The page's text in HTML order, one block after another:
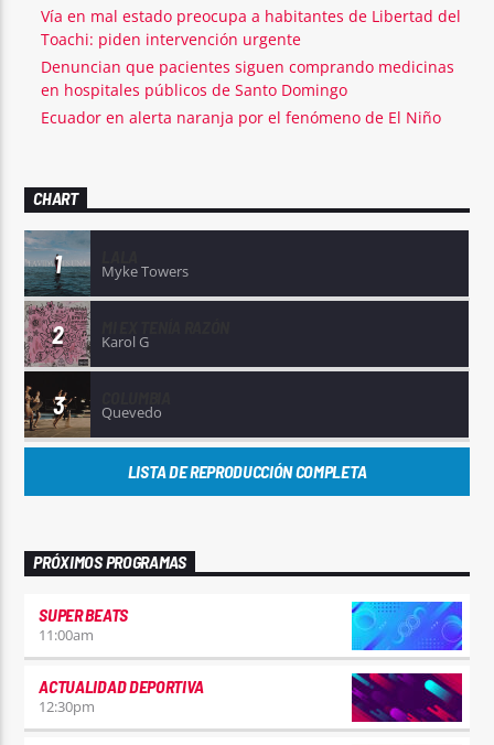
Vía en mal estado preocupa a habitantes de Libertad del
Toachi: piden intervención urgente
Denuncian que pacientes siguen comprando medicinas
en hospitales públicos de Santo Domingo
Ecuador en alerta naranja por el fenómeno de El Niño
CHART
1 Myke Towers
2 Karol G
3 Quevedo
LISTA DE REPRODUCCIÓN COMPLETA
PRÓXIMOS PROGRAMAS
SUPER BEATS
11:00am
ACTUALIDAD DEPORTIVA
12:30pm